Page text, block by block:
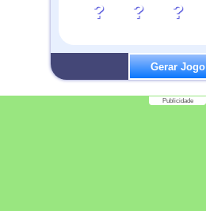
?
? ?
Gerar Jogo
Publicidade